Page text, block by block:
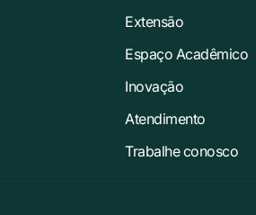
Extensão
Espaço Acadêmico
Inovação
Atendimento
Trabalhe conosco